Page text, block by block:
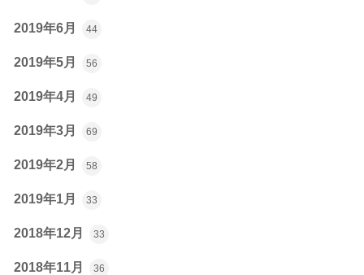
2019年6月 44
2019年5月 56
2019年4月 49
2019年3月 69
2019年2月 58
2019年1月 33
2018年12月 33
2018年11月 36